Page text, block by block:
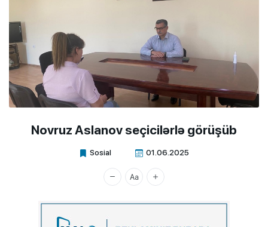
Novruz Aslanov seçicilərlə görüşüb
Sosial 01.06.2025
Xalq.Online